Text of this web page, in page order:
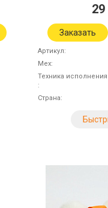
29
Заказать
Артикул
Мех
Техника исполнения
Страна